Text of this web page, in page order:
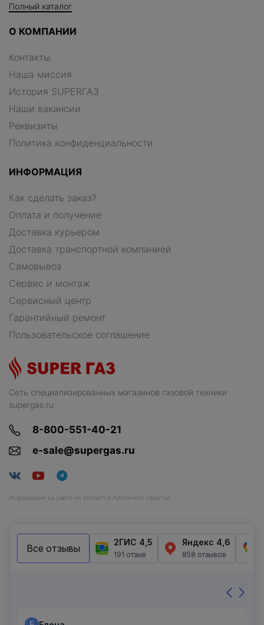
Сеть специализированных магазинов газовой техники
supergas.ru
8-800-551-40-21
e-sale@supergas.ru
Информация на сайте не является публичной офертой
Полный каталог
О КОМПАНИИ
Контакты
Наша миссия
История SUPERГАЗ
Наши вакансии
Реквизиты
Политика конфиденциальности
ИНФОРМАЦИЯ
Как сделать заказ?
Оплата и получение
Доставка курьером
Доставка транспортной компанией
Самовывоз
Сервис и монтаж
Сервисный центр
Гарантийный ремонт
Пользовательское соглашение